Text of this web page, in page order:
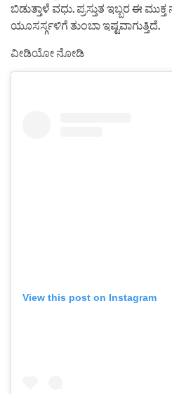
ಬಿಡುತ್ತಾಳೆ ವಧು. ಪ್ರಸ್ತುತ ಇಬ್ಬರ ಈ
ಯೂಸರ್ಸ್ಗಳಿಗೆ ತುಂಬಾ ಇಷ್ಟವಾಗುತ್ತಿದೆ.
ವೀಡಿಯೋ ನೋಡಿ
View this post on Instagram